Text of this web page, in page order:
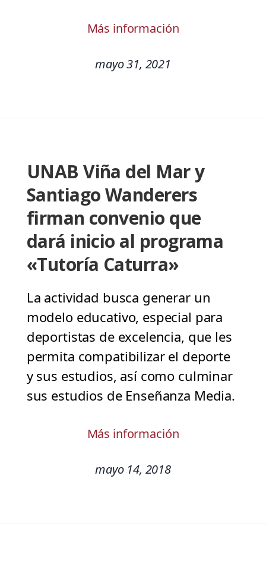
Más información
mayo 31, 2021
UNAB Viña del Mar y
Santiago Wanderers
firman convenio que
dará inicio al programa
«Tutoría Caturra»
La actividad busca generar un
modelo educativo, especial para
deportistas de excelencia, que les
permita compatibilizar el deporte
y sus estudios, así como culminar
sus estudios de Enseñanza Media.
Más información
mayo 14, 2018